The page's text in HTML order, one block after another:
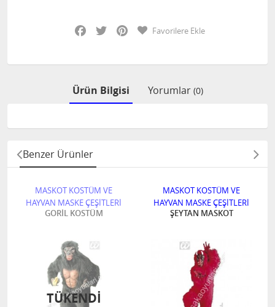
Facebook
Twitter PinterestFavorilere Ekle
Ürün Bilgisi Yorumlar (0)
Benzer Ürünler
MASKOT KOSTÜM VE
HAYVAN MASKE ÇEŞİTLERİ
GORİL KOSTÜM
TÜKENDI
MASKOT KOSTÜM VE
HAYVAN MASKE ÇEŞİTLERİ
ŞEYTAN MASKOT